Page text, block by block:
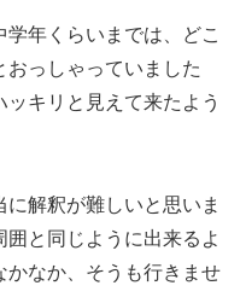
年くらいまでは、どこ
っしゃっていました
キリと見えて来たよう
解釈が難しいと思いま
と同じように出来るよ
かなか、そうも行きませ